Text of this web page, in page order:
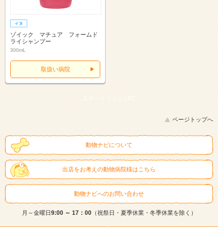
ゾイック マチュア フォームド
ライシャンプー
300mL
取扱い病院
スマートフォン | PC
ページトップへ
動物ナビについて
出店をお考えの動物病院様はこちら
動物ナビへのお問い合わせ
月～金曜日9:00 ～ 17：00（祝祭日・夏季休業・冬季休業を除く）